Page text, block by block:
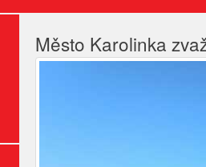
Město Karolinka